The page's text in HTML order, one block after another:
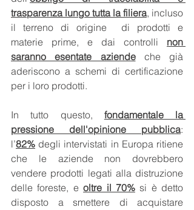
trasparenza lungo tutta la filiera, incluso
il terreno di origine  di prodotti e
materie prime, e dai controlli non
saranno esentate aziende che già
aderiscono a schemi di certificazione
per i loro prodotti.
In tutto questo, fondamentale la
pressione dell'opinione pubblica:
l’82% degli intervistati in Europa ritiene
che le aziende non dovrebbero
vendere prodotti legati alla distruzione
delle foreste, e oltre il 70% si è detto
disposto a smettere di acquistare